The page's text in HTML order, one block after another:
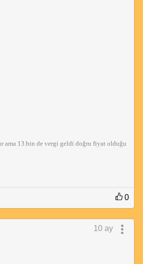
ama 13.bin de vergi geldi doğru fiyat olduğu
0
10 ay